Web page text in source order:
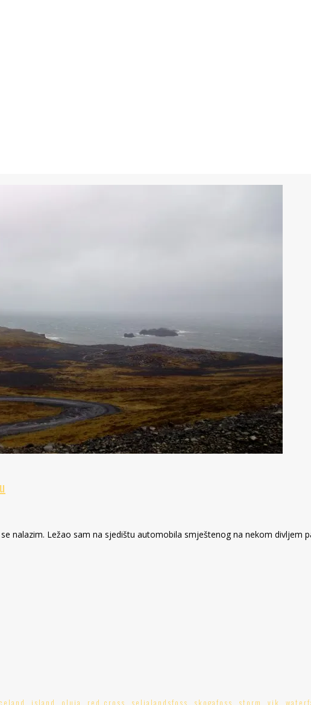
nalazim. Ležao sam na sjedištu automobila smještenog na nekom divljem
island oluja red cross seljalandsfoss skogafoss storm vik